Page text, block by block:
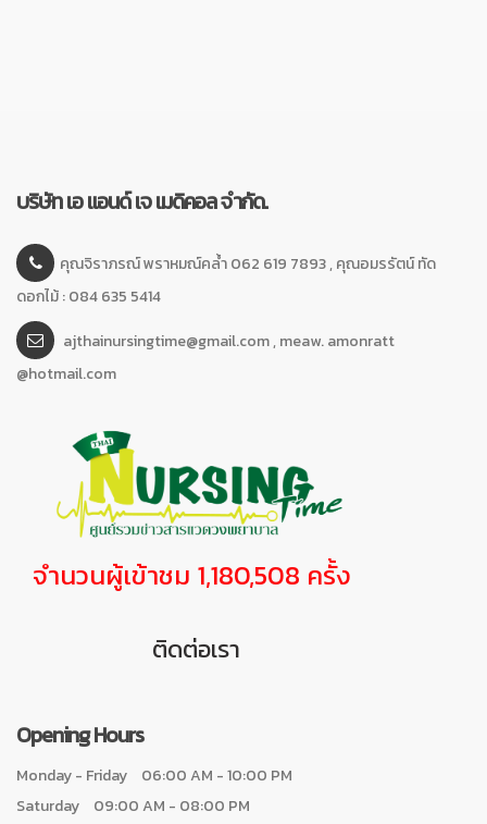
บริษัท เอ แอนด์ เจ เมดิคอล จำกัด.
คุณจิราภรณ์ พราหมณ์คล้ำ 062 619 7893 , คุณอมรรัตน์ ทัด
ดอกไม้ : 084 635 5414
ajthainursingtime@gmail.com , meaw. amonratt
@hotmail.com
จำนวนผู้เข้าชม 1,180,508 ครั้ง
ติดต่อเรา
Opening Hours
Monday - Friday
06:00 AM - 10:00 PM
Saturday
09:00 AM - 08:00 PM